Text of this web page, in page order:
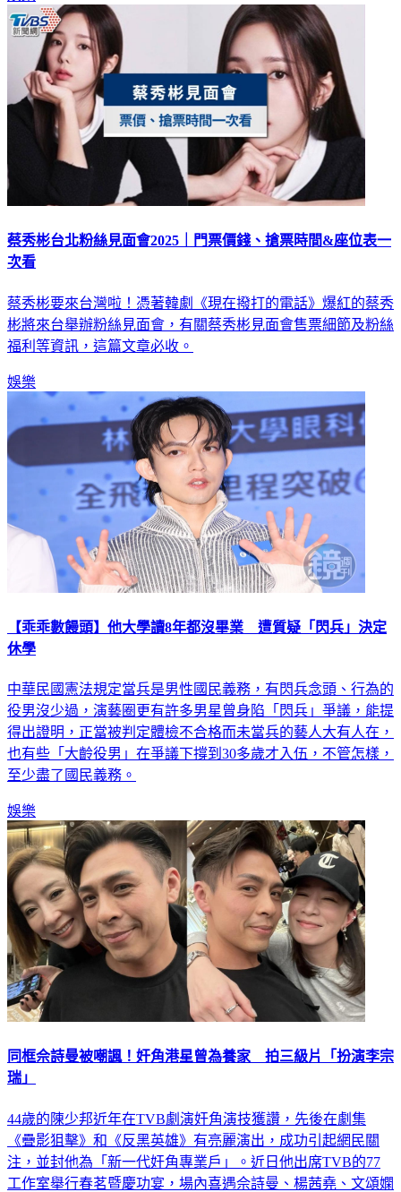
蔡秀彬台北粉絲見面會2025｜門票價錢、搶票時間&座位表一
次看
蔡秀彬要來台灣啦！憑著韓劇《現在撥打的電話》爆紅的蔡秀
彬將來台舉辦粉絲見面會，有關蔡秀彬見面會售票細節及粉絲
福利等資訊，這篇文章必收。
娛樂
【乖乖數饅頭】他大學讀8年都沒畢業 遭質疑「閃兵」決定
休學
中華民國憲法規定當兵是男性國民義務，有閃兵念頭、行為的
役男沒少過，演藝圈更有許多男星曾身陷「閃兵」爭議，能提
得出證明，正當被判定體檢不合格而未當兵的藝人大有人在，
也有些「大齡役男」在爭議下撐到30多歲才入伍，不管怎樣，
至少盡了國民義務。
娛樂
同框佘詩曼被嘲諷！奸角港星曾為養家 拍三級片「扮演李宗
瑞」
44歲的陳少邦近年在TVB劇演奸角演技獲讚，先後在劇集
《疊影狙擊》和《反黑英雄》有亮麗演出，成功引起網民關
注，並封他為「新一代奸角專業戶」。近日他出席TVB的77
工作室舉行春茗暨慶功宴，場內喜遇佘詩曼、楊茜堯、文頌嫻